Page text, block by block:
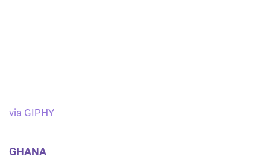
via GIPHY
GHANA